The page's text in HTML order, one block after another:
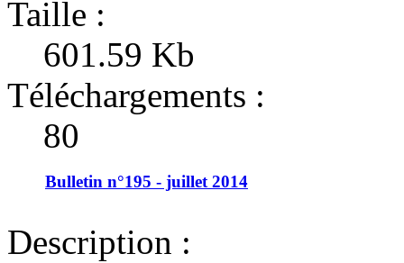
Taille :
601.59 Kb
Téléchargements :
80
Bulletin n°195 - juillet 2014
Description :